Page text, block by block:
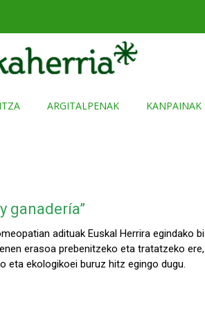
ARGITALPENAK KANPAINAK
ganadería”
adituak Euskal Herrira egindako
erasoa prebenitzeko eta tratatzeko
eta ekologikoei buruz hitz egingo dugu.